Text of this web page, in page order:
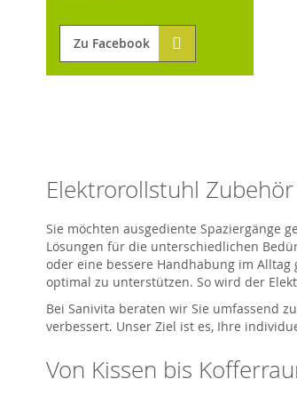
Zu Facebook
Elektrorollstuhl
Sie möchten ausgediente Spaziergänge
Lösungen für die unterschiedlichen
oder eine bessere Handhabung im
optimal zu unterstützen. So wird der
Bei Sanivita beraten wir Sie umfassend
verbessert. Unser Ziel ist es, Ihre
Von Kissen bis